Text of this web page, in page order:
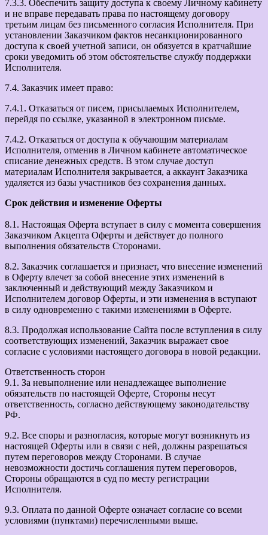
7.3.3. Обеспечить защиту доступа к своему Личному кабинету
и не вправе передавать права по настоящему договору
третьим лицам без письменного согласия Исполнителя. При
установлении Заказчиком фактов несанкционированного
доступа к своей учетной записи, он обязуется в кратчайшие
сроки уведомить об этом обстоятельстве службу поддержки
Исполнителя.
7.4. Заказчик имеет право:
7.4.1. Отказаться от писем, присылаемых Исполнителем,
перейдя по ссылке, указанной в электронном письме.
7.4.2. Отказаться от доступа к обучающим материалам
Исполнителя, отменив в Личном кабинете автоматическое
списание денежных средств. В этом случае доступ
материалам Исполнителя закрывается, а аккаунт Заказчика
удаляется из базы участников без сохранения данных.
Срок действия и изменение Оферты
8.1. Настоящая Оферта вступает в силу с момента совершения
Заказчиком Акцепта Оферты и действует до полного
выполнения обязательств Сторонами.
8.2. Заказчик соглашается и признает, что внесение изменений
в Оферту влечет за собой внесение этих изменений в
заключенный и действующий между Заказчиком и
Исполнителем договор Оферты, и эти изменения в вступают
в силу одновременно с такими изменениями в Оферте.
8.3. Продолжая использование Сайта после вступления в силу
соответствующих изменений, Заказчик выражает свое
согласие с условиями настоящего договора в новой редакции.
Ответственность сторон
9.1. За невыполнение или ненадлежащее выполнение
обязательств по настоящей Оферте, Стороны несут
ответственность, согласно действующему законодательству
РФ.
9.2. Все споры и разногласия, которые могут возникнуть из
настоящей Оферты или в связи с ней, должны разрешаться
путем переговоров между Сторонами. В случае
невозможности достичь соглашения путем переговоров,
Стороны обращаются в суд по месту регистрации
Исполнителя.
9.3. Оплата по данной Оферте означает согласие со всеми
условиями (пунктами) перечисленными выше.